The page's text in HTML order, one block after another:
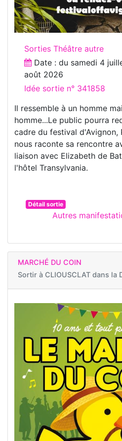
Sorties Théâtre autre
Date : du samedi 4
août 2026
Idée sortie n° 341858
Il ressemble à un homme
homme...Le public pourra
cadre du festival d'Avignon,
nous raconte sa rencontre
liaison avec Elizabeth de
l'hôtel Transylvania.
Détail sortie
Autres
MARCHÉ DU COIN
Sortir à CLIOUSCLAT dans la